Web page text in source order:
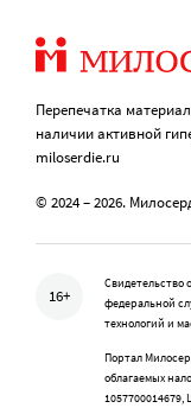
Перепечатка
наличии активной
miloserdie.ru
© 2024 – 2026.
16+
федеральной
технологий и
Портал
облагаемых
1057700014679,